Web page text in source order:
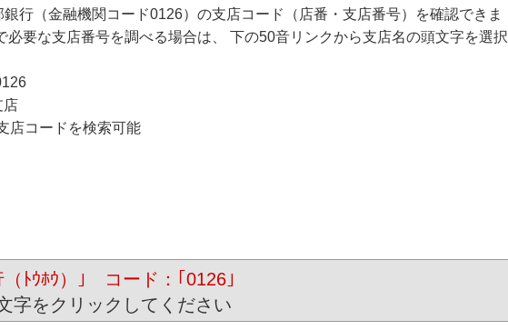
行（金融機関コード0126）の支店コード（店番・支店番号）を確認できま
必要な支店番号を調べる場合は、 下の50音リンクから支店名の頭文字を選択
店
店コードを検索可能
ﾄｳﾎｳ）｣ コード：｢0126｣
字をクリックしてください